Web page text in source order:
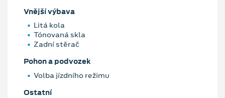
Vnější výbava
Litá kola
Tónovaná skla
Zadní stěrač
Pohon a podvozek
Volba jízdního režimu
Ostatní